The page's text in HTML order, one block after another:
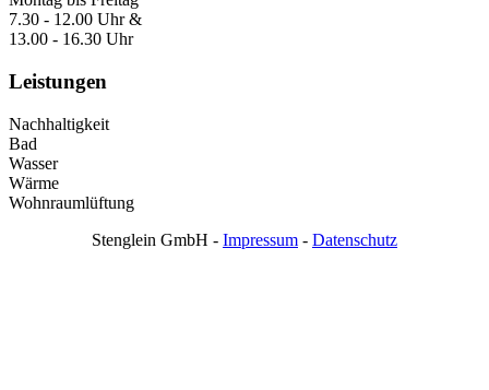
7.30 - 12.00 Uhr &
13.00 - 16.30 Uhr
Leistungen
Nachhaltigkeit
Bad
Wasser
Wärme
Wohnraumlüftung
Stenglein GmbH - Impressum - Datenschutz